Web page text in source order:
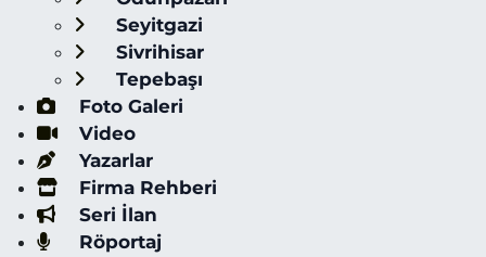
Seyitgazi
Sivrihisar
Tepebaşı
Foto Galeri
Video
Yazarlar
Firma Rehberi
Seri İlan
Röportaj